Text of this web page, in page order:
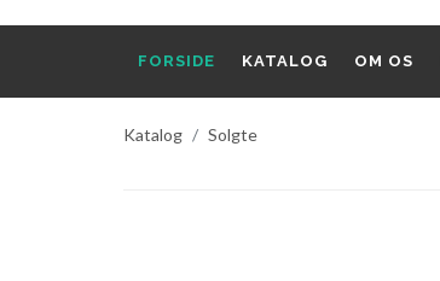
FORSIDE KATALOG OM OS
Katalog Solgte